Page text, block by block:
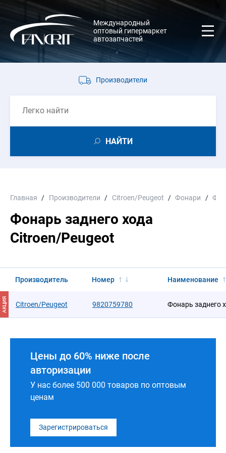
Международный
оптовый гипермаркет
автозапчастей
Производители
НАЙТИ
Главная Производители Citroen/Peugeot Фонари
Фонарь заднего хода
Citroen/Peugeot
Производитель Номер Наименование
АКЦИЯ Citroen/Peugeot 9820759780 Фонарь заднего
Цены до 60% ниже после
авторизации
У нас более 500 000 товаров по оптовым
ценам
Зарегистрироваться